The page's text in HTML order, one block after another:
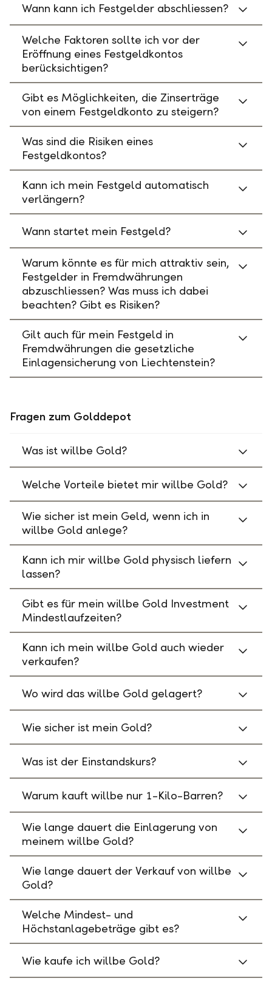
Wann kann ich Festgelder abschliessen?
Welche Faktoren sollte ich vor der
Eröffnung eines Festgeldkontos
berücksichtigen?
Gibt es Möglichkeiten, die Zinserträge
von einem Festgeldkonto zu steigern?
Was sind die Risiken eines
Festgeldkontos?
Kann ich mein Festgeld automatisch
verlängern?
Wann startet mein Festgeld?
Warum könnte es für mich attraktiv sein,
Festgelder in Fremdwährungen
abzuschliessen? Was muss ich dabei
beachten? Gibt es Risiken?
Gilt auch für mein Festgeld in
Fremdwährungen die gesetzliche
Einlagensicherung von Liechtenstein?
Fragen zum Golddepot
Was ist willbe Gold?
Welche Vorteile bietet mir willbe Gold?
Wie sicher ist mein Geld, wenn ich in
willbe Gold anlege?
Kann ich mir willbe Gold physisch liefern
lassen?
Gibt es für mein willbe Gold Investment
Mindestlaufzeiten?
Kann ich mein willbe Gold auch wieder
verkaufen?
Wo wird das willbe Gold gelagert?
Wie sicher ist mein Gold?
Was ist der Einstandskurs?
Warum kauft willbe nur 1-Kilo-Barren?
Wie lange dauert die Einlagerung von
meinem willbe Gold?
Wie lange dauert der Verkauf von willbe
Gold?
Welche Mindest- und
Höchstanlagebeträge gibt es?
Wie kaufe ich willbe Gold?